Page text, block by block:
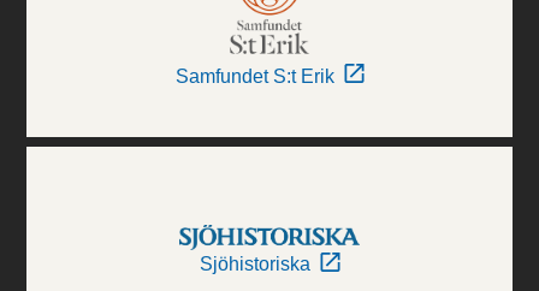
Samfundet S:t Erik
Sjöhistoriska